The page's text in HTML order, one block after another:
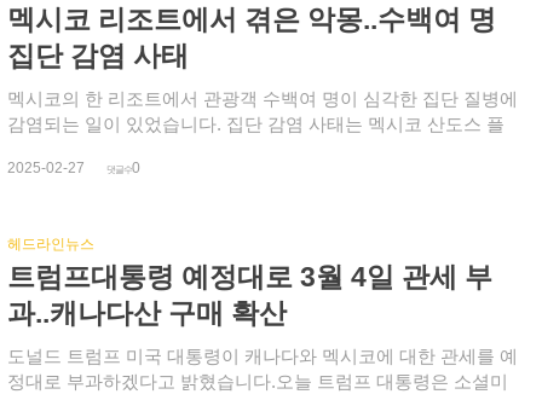
더 많은 환자를 돌볼 수 있고 진료도 훨씬 더 효율적으로 변할 수
있다고 강조합니다. 이미 일부 주에서는 진단서를 없애고 있습
니다. 노바스코샤 주에선 5일 이상 연속으로 병가를 내지 않는
한 고용주가 진단서를 요구할 수 없도록 했고, 서스캐처원 주에
서도 비슷한 법안을 검토하고 있습니다. 온타리오주와 퀘백주에
기준법 조항을 삭제했습니다. 이 주의 의사들은 환자가 작성한
애고 간소화하기 위해 테스크포스 팀을 구성하기도 했습니다.
이 주는 법률 개선과 양식 폐지 등을 통해 서류 작성에 드는 28만
2천 시간을 줄인 것으로 추산했으며, 이제 40만 시간까지 줄일 수
있도록 노력하고 있습니다. 퀘백주도 병가 진단서를 없애고 서
류 업무를 줄이는 것을 목표로 새 법안을 올해 발효했으며, 보험
회사가 물리 치료나 마사지 치료 등을 위해 의사의 진단서를 요
멕시코 리조트에서 겪은 악몽..수백여 명
집단 감염 사태
멕시코의 한 리조트에서 관광객 수백여 명이 심각한 집단 질병에
감염되는 일이 있었습니다. 집단 감염 사태는 멕시코 산도스 플
다. 퀘백주 출신인 폰타렐리 씨 결혼식에 참석한 90명 중 80명이
한 뒤 기절하면서 광대뼈가 부러지고 손가락도 골절되면서 병원
으로 옮겨졌습니다. 폰타렐리 씨는 복도에서 직원들과 말다툼을
해도 아무도 신경 쓰지 않는건 물론 의료진도 만나기 어려웠다고
지적했습니다. 브리티시 컬럼비아주 로빈슨 씨 가족 역시 친구
결혼식으로 이 리조트를 찾았고, 도착 이틀 뒤 결혼식 뷔페에서
식사를 한 뒤 하객 32명 중 30명이 갑자기 아프기 시작했다고 전
2025-02-27 댓글수0
헤드라인뉴스
트럼프대통령 예정대로 3월 4일 관세 부
과..캐나다산 구매 확산
도널드 트럼프 미국 대통령이 캐나다와 멕시코에 대한 관세를 예
정대로 부과하겠다고 밝혔습니다.오늘 트럼프 대통령은 소셜미